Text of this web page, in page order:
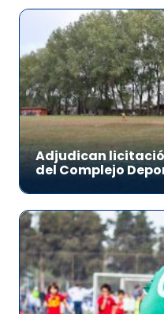
Adjudican
del Complejo